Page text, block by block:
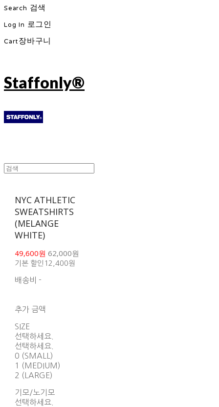
Search 검색
Log In 로그인
Cart장바구니
Staffonly®
NYC ATHLETIC
SWEATSHIRTS
(MELANGE
WHITE)
49,600원 62,000원
기본 할인 12,400원
배송비 -
추가 금액
SIZE
선택하세요.
선택하세요.
0 (SMALL)
1 (MEDIUM)
2 (LARGE)
기모/노기모
선택하세요.